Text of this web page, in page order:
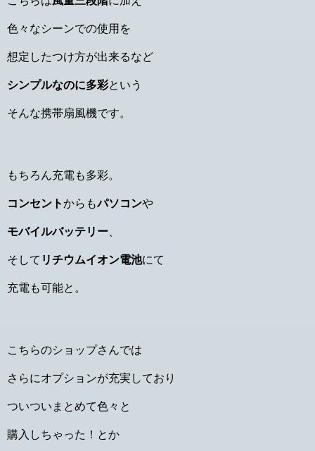
色々なシーンでの使用を
想定したつけ方が出来るなど
シンプルなのに多彩という
そんな携帯扇風機です。
もちろん充電も多彩。
コンセントからもパソコンや
モバイルバッテリー
そして リチウムイオン電池にて
充電も可能と。
こちらのショップさんでは
さらにオプションが充実しており
ついついまとめて色々と
購入しちゃった！とか